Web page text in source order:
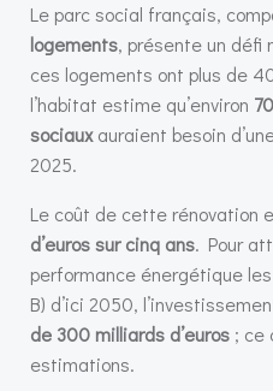
Le parc social français,
logements, présente un défi
ces logements ont plus de
l’habitat estime qu’environ
sociauxauraient besoin
2025.
Le coût de cette rénovation
d’euros sur cinq ans. Pour
performance énergétique
B) d’ici 2050,
de 300 milliards d’euros ; ce
estimations.